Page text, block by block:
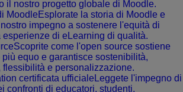
il nostro progetto globale di Moodle.
Moodle Esplorate la storia di Moodle e
impegno a sostenere l'equità di
esperienze di eLearning di qualità.
Scoprite come l'open source sostiene
più equo e garantisce sostenibilità,
flessibilità e personalizzazione.
certificata ufficiale Leggete l'impegno di
confronti di educatori, studenti,